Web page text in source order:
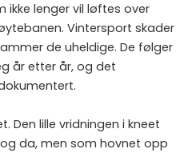
ikke lenger vil løftes over
Vintersport skader
de uheldige. De følger
år etter år, og det
Den lille vridningen i kneet
da, men som hovnet opp